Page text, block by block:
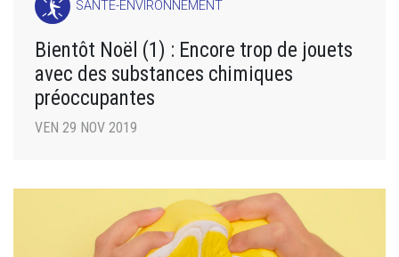
SANTÉ-ENVIRONNEMENT
Bientôt Noël (1) : Encore trop de jouets
avec des substances chimiques
préoccupantes
VEN 29 NOV 2019